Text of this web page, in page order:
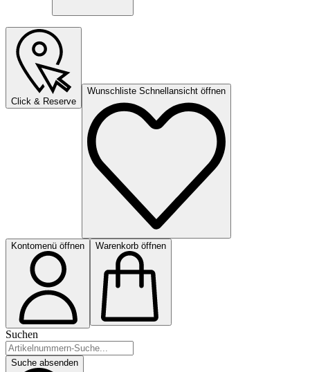
Click & Reserve
Wunschliste Schnellansicht öffnen
Kontomenü öffnen Warenkorb öffnen
Suchen
Suche absenden